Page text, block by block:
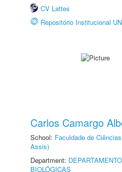
CV Lattes
Repositório Institucional
Carlos Camargo
School: Faculdade de
Assis)
Department:
BIOLÓGICAS